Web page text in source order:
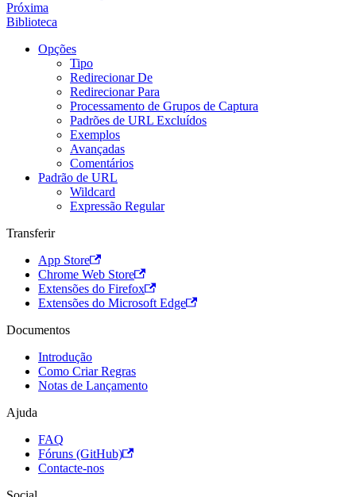
Próxima
Biblioteca
Opções
Tipo
Redirecionar De
Redirecionar Para
Processamento de Grupos de Captura
Padrões de URL Excluídos
Exemplos
Avançadas
Comentários
Padrão de URL
Wildcard
Expressão Regular
Transferir
App Store
Chrome Web Store
Extensões do Firefox
Extensões do Microsoft Edge
Documentos
Introdução
Como Criar Regras
Notas de Lançamento
Ajuda
FAQ
Fóruns (GitHub)
Contacte-nos